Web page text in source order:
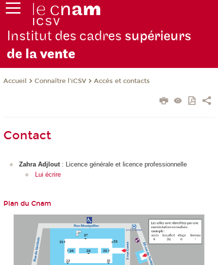
Institut des cadres supérieurs
de lavente
Accueil Connaître l'iCSV Accès et contacts
Contact
Zahra Adjlout: Licence générale et licence professionnelle
Lui écrire
Plan du Cnam